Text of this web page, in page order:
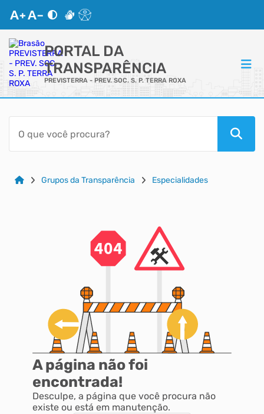
PORTAL DA
TRANSPARÊNCIA
PREVISTERRA - PREV. SOC. S. P. TERRA ROXA
ACESSO RÁPIDO
Acessibilidade
CidadãoGrupos da Transparência Especialidades
A página não foi
encontrada!
Desculpe, a página que você procura não
existe ou está em manutenção.